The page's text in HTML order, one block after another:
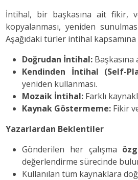
İntihal, bir başkasına ait fikir,
kopyalanması, yeniden
Aşağıdaki türler intihal
Doğrudan İntihal:
Kendinden İntihal (Self-
yeniden kullanması.
Mozaik İntihal: Farklı
Kaynak Göstermeme: Fikir
Yazarlardan Beklentiler
Gönderilen her çalışma
değerlendirme sürecinde
Kullanılan tüm kaynaklara